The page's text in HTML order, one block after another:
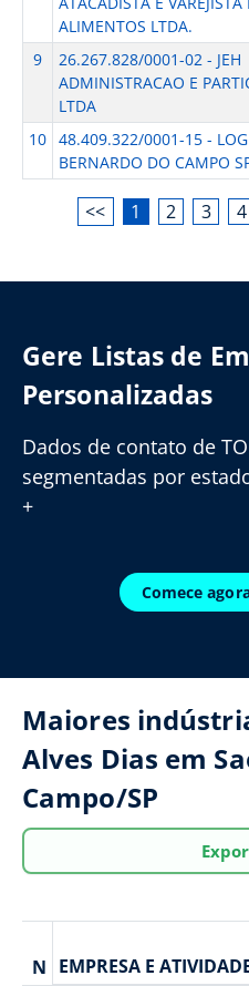
ALIMENTOS LTDA.
9
26.267.828/0001-02 - JEH
ADMINISTRACAO E
LTDA
10 48.409.322/0001-15 - LOG
BERNARDO DO CAMPO
<< 1 2 3 4
Gere Listas de
Personalizadas
Dados de contato de
segmentadas por
+
Comece
Maiores
Alves Dias em
Campo/SP
N EMPRESA E